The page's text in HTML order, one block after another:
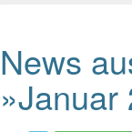
News
»Januar